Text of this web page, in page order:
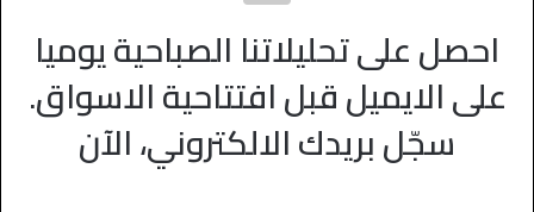
احصل على تحليلاتنا الصباحية يوميا
على الايميل قبل افتتاحية الاسواق.
سجّل بريدك الالكتروني، الآن